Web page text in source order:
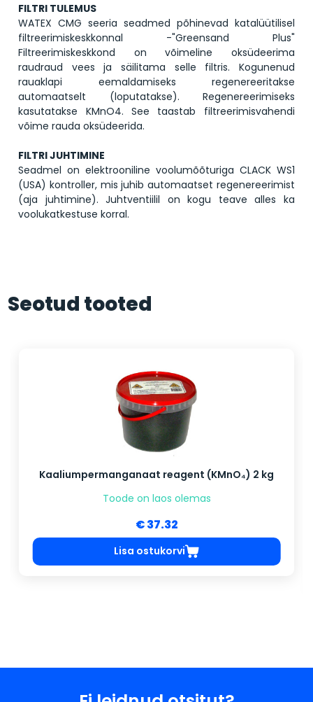
FILTRI TULEMUS
WATEX CMG seeria seadmed põhinevad katalüütilisel
filtreerimiskeskkonnal -"Greensand Plus"
Filtreerimiskeskkond on võimeline oksüdeerima
raudraud vees ja säilitama selle filtris. Kogunenud
rauaklapi eemaldamiseks regenereeritakse
automaatselt (loputatakse). Regenereerimiseks
kasutatakse KMnO4. See taastab filtreerimisvahendi
võime rauda oksüdeerida.
FILTRI JUHTIMINE
Seadmel on elektrooniline voolumõõturiga CLACK WS1
(USA) kontroller, mis juhib automaatset regenereerimist
(aja juhtimine). Juhtventiilil on kogu teave alles ka
voolukatkestuse korral.
Seotud tooted
Kaaliumpermanganaat reagent (KMnO₄) 2 kg
Toode on laos olemas
€ 37.32
Lisa ostukorvi